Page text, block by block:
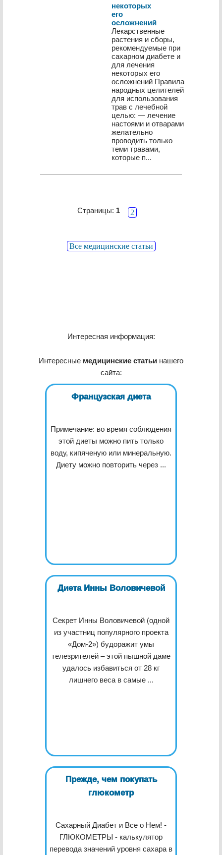
некоторых
его
осложнений
Лекарственные
растения и сборы,
рекомендуемые при
сахарном диабете и
для лечения
некоторых его
осложнений Правила
народных целителей
для использования
трав с лечебной
целью: — лечение
настоями и отварами
желательно
проводить только
теми травами,
которые п...
Страницы: 1 2
Все медицинские статьи
Интересная информация:
Интересные медицинские статьи нашего
сайта:
Французская диета
Примечание: во время соблюдения
этой диеты можно пить только
воду, кипяченую или минеральную.
Диету можно повторить через ...
Диета Инны Воловичевой
Секрет Инны Воловичевой (одной
из участниц популярного проекта
«Дом-2») будоражит умы
телезрителей – этой пышной даме
удалось избавиться от 28 кг
лишнего веса в самые ...
Прежде, чем покупать
глюкометр
Сахарный Диабет и Все о Нем! -
ГЛЮКОМЕТРЫ - калькулятор
перевода значений уровня сахара в